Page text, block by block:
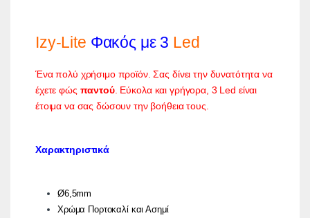
Izy-Lite Φακός με 3 Led
Ένα πολύ χρήσιμο προϊόν. Σας δίνει την δυνατότητα να
έχετε φώς παντού. Εύκολα και γρήγορα, 3 Led είναι
έτοιμα να σας δώσουν την βοήθεια τους.
Χαρακτηριστικά
Ø6,5mm
Χρώμα Πορτοκαλί και Ασημί